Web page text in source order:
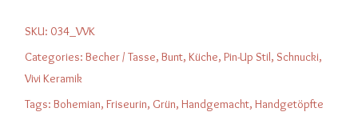
SKU: 034_VVK
Categories: Becher / Tasse, Bunt, Küche, Pin-Up Stil, Schnucki,
Vivi Keramik
Tags: Bohemian, Friseurin, Grün, Handgemacht, Handgetöpfte